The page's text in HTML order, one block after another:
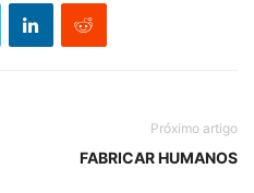
Próximo artigo
FABRICAR HUMANOS